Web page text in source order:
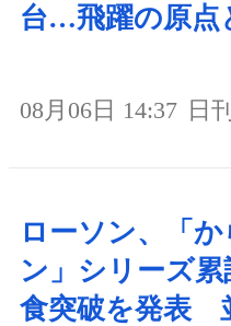
台…飛躍の原点
08月06日 14:37 日
ローソン、「
ン」シリーズ累
食突破を発表